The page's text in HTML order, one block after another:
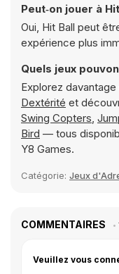
Peut‑on jouer à
Oui, Hit Ball peut
expérience plus
Quels jeux
Explorez
Dextérité et
Swing Copters,
Bird — tous
Y8 Games.
Catégorie: Jeux
COMMENTAIRES
Veuillez vous